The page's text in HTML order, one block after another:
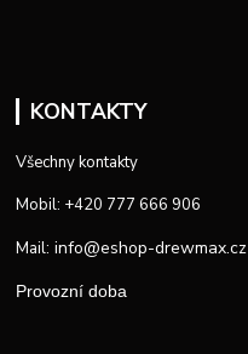
KONTAKTY
Všechny kontakty
Mobil: +420 777 666 906
Mail: info@eshop-drewmax.cz
Provozní doba